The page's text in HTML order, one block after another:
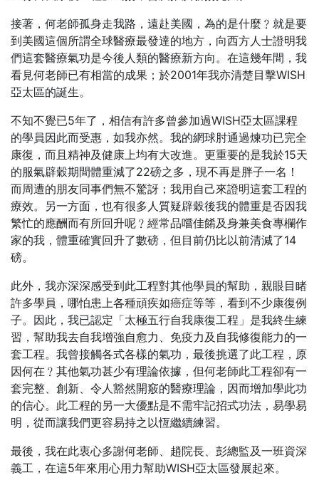
接著，何老師孤身走我路，遠赴美國，為的是什麼﹖就是要
到美國這個所謂全球醫療最發達的地方，向西方人士證明我
們這套醫療氣功是今後人類的醫療新方向。在這幾年間，我
看見何老師已有相當的成果；於2001年我亦清楚目擊WISH
亞太區的誕生。
不知不覺已5年了，相信有許多曾參加過WISH亞太區課程
的學員因此而受惠，如我亦然。我的網球肘通過煉功已完全
康復，而且精神及健康上均有大改進。更重要的是我於15天
的服氣辟穀期間體重減了22磅之多，現不再是胖子一名！
而周遭的朋友同事們無不驚訝；我用自己來證明這套工程的
療效。另一方面，也有很多人質疑辟穀後我的體重是否因我
繁忙的應酬而有所回升呢﹖經常品嚐佳餚及身兼美食專欄作
家的我，體重確實回升了數磅，但目前仍比以前清減了14
磅。
此外，我亦深深感受到此工程對其他學員的幫助，親眼目睹
許多學員，哪怕患上各種頑疾如癌症等等，看到不少康復例
子。因此，我已認定「太極五行自我康復工程」是我終生練
習，幫助我去自我增強自愈力、免疫力及自我修復能力的一
套工程。我曾接觸各式各樣的氣功，最後挑選了此工程，原
因何在﹖其他氣功甚少有理論依據，但何老師此工程卻有一
套完整、創新、令人豁然開竅的醫療理論，因而增加學此功
的信心。此工程的另一大優點是不需牢記招式功法，易學易
明，從而讓我們更容易持之以恆繼續練習。
最後，我在此衷心多謝何老師、趙院長、彭總監及一班資深
義工，在這5年來用心用力幫助WISH亞太區發展起來。